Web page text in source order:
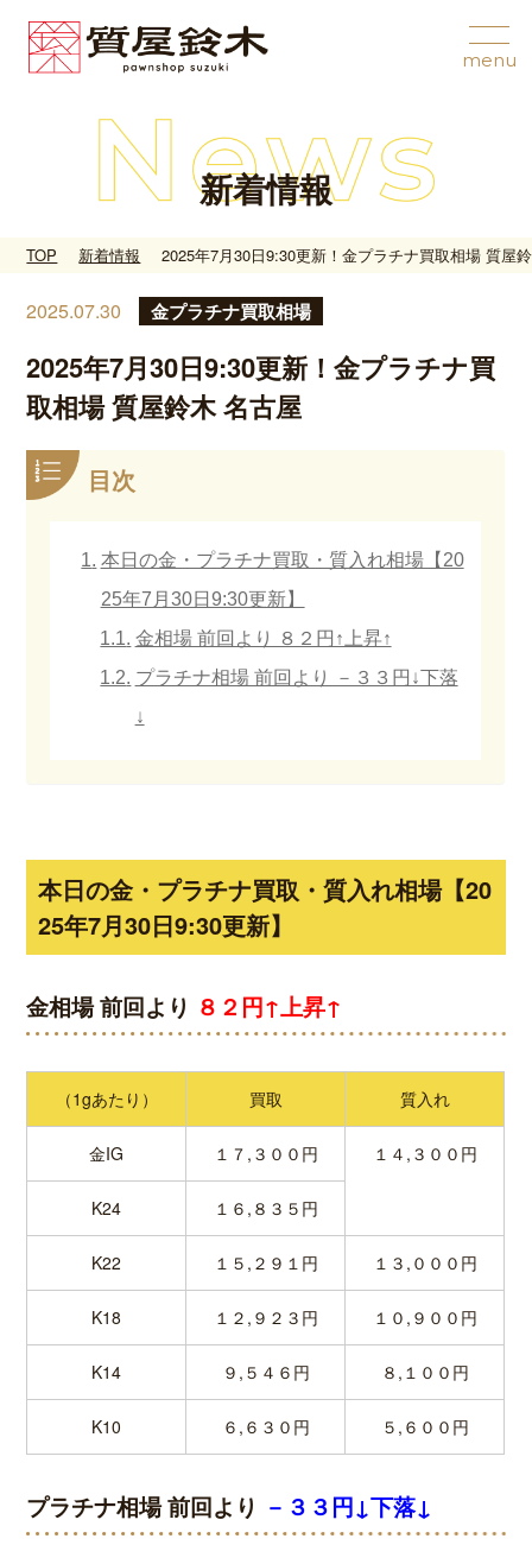
新着情報
TOP 新着情報 2025年7月30日9:30更新！金プラチナ買取相場 質屋
2025.07.30 金プラチナ買取相場
2025年7月30日9:30更新！金プラチナ買
取相場 質屋鈴木 名古屋
目次
本日の金・プラチナ買取・質入れ相場【20
25年7月30日9:30更新】
金相場 前回より ８２円↑上昇↑
プラチナ相場 前回より －３３円↓下落
↓
本日の金・プラチナ買取・質入れ相場【20
25年7月30日9:30更新】
金相場 前回より ８２円↑上昇↑
（1gあたり） 買取 質入れ
金IG １７,３００円 １４,３００円
K24 １６,８３５円
K22 １５,２９１円 １３,０００円
K18 １２,９２３円 １０,９００円
K14 ９,５４６円 ８,１００円
K10 ６,６３０円 ５,６００円
プラチナ相場 前回より －３３円↓下落↓